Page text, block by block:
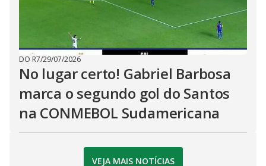
DO R7/29/07/2026
No lugar certo! Gabriel Barbosa
marca o segundo gol do Santos
na CONMEBOL Sudamericana
VEJA MAIS NOTÍCIAS